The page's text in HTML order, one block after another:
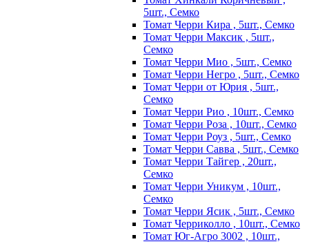
5шт., Семко
Томат Черри Кира , 5шт., Семко
Томат Черри Максик , 5шт.,
Семко
Томат Черри Мио , 5шт., Семко
Томат Черри Негро , 5шт., Семко
Томат Черри от Юрия , 5шт.,
Семко
Томат Черри Рио , 10шт., Семко
Томат Черри Роза , 10шт., Семко
Томат Черри Роуз , 5шт., Семко
Томат Черри Савва , 5шт., Семко
Томат Черри Тайгер , 20шт.,
Семко
Томат Черри Уникум , 10шт.,
Семко
Томат Черри Ясик , 5шт., Семко
Томат Черриколло , 10шт., Семко
Томат Юг-Агро 3002 , 10шт.,